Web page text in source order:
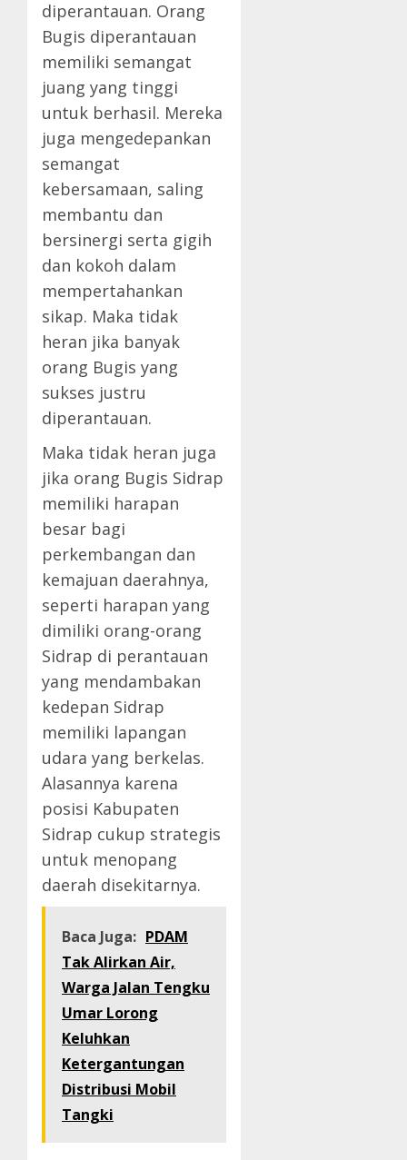
diperantauan. Orang
Bugis diperantauan
memiliki semangat
juang yang tinggi
untuk berhasil. Mereka
juga mengedepankan
semangat
kebersamaan, saling
membantu dan
bersinergi serta gigih
dan kokoh dalam
mempertahankan
sikap. Maka tidak
heran jika banyak
orang Bugis yang
sukses justru
diperantauan.
Maka tidak heran juga
jika orang Bugis Sidrap
memiliki harapan
besar bagi
perkembangan dan
kemajuan daerahnya,
seperti harapan yang
dimiliki orang-orang
Sidrap di perantauan
yang mendambakan
kedepan Sidrap
memiliki lapangan
udara yang berkelas.
Alasannya karena
posisi Kabupaten
Sidrap cukup strategis
untuk menopang
daerah disekitarnya.
Baca Juga: PDAM
Tak Alirkan Air,
Warga Jalan Tengku
Umar Lorong
Keluhkan
Ketergantungan
Distribusi Mobil
Tangki